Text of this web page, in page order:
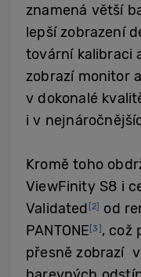
znamená větší
lepší zobrazení
tovární kalibraci
zobrazí monitor
v dokonalé
i v
Kromě toho
ViewFinity S8 i
Validated [2]
od
PANTONE [3] , což
přesně zobrazí